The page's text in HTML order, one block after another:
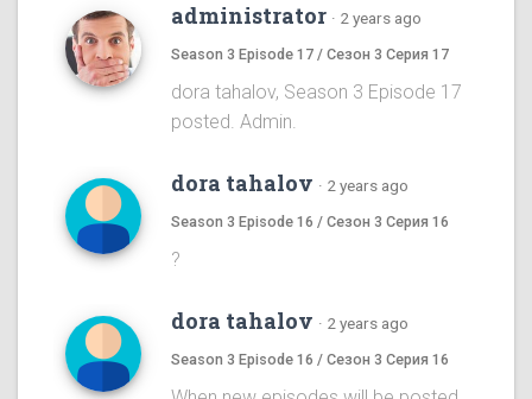
administrator · 2 years ago
Season 3 Episode 17 / Сезон 3 Серия 17
dora tahalov, Season 3 Episode 17
posted. Admin.
dora tahalov · 2 years ago
Season 3 Episode 16 / Сезон 3 Серия 16
?
dora tahalov · 2 years ago
Season 3 Episode 16 / Сезон 3 Серия 16